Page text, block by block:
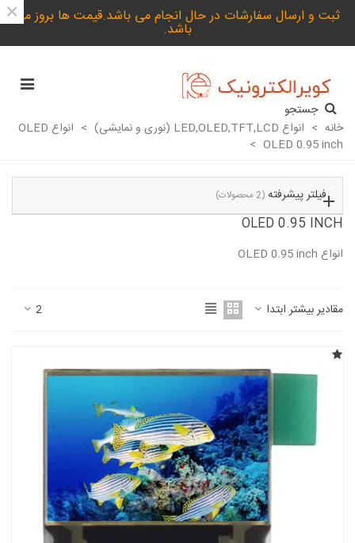
ثبت و ارسال سفارشات در حال انجام می باشد.قیمت ها بروز می
باشد.
×
جستجو
خانه > انواع LED,OLED,TFT,LCD (نوری و نمایشی) > انواع OLED
> OLED 0.95 inch
فیلتر پیشرفته (2 محصولات)
OLED 0.95 INCH
انواع OLED 0.95 inch
مقادیر بیشتر ابتدا 2